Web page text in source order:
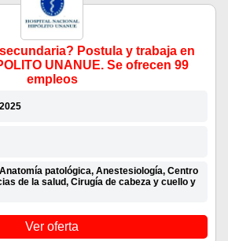
Postula y trabaja en
UNANUE. Se ofrecen 99
empleos
patológica, Anestesiología, Centro
de la salud, Cirugía de cabeza y cuello y
Ver oferta